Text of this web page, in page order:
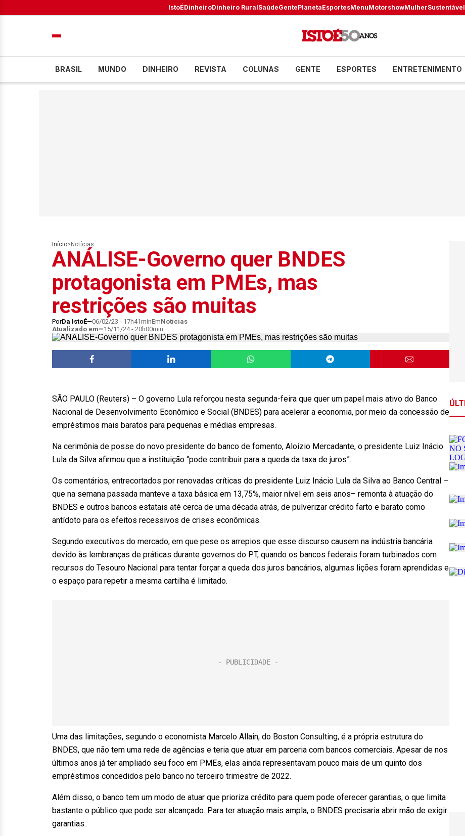
IstoÉDinheiroDinheiro RuralSaúdeGentePlanetaEsportesMenuMotorshowMulherSustentável
BRASIL MUNDO DINHEIRO REVISTA COLUNAS GENTE ESPORTES ENTRETENIMENTO
Início> Notícias
ANÁLISE-Governo quer BNDES
protagonista em PMEs, mas
restrições são muitas
PorDa IstoÉ 06/02/23 - 17h41minEmNotícias
Atualizado em
15/11/24 - 20h00min
SÃO PAULO (Reuters) – O governo Lula reforçou nesta segunda-feira que quer um papel mais ativo do Banco
Nacional de Desenvolvimento Econômico e Social (BNDES) para acelerar a economia, por meio da concessão de
empréstimos mais baratos para pequenas e médias empresas.
Na cerimônia de posse do novo presidente do banco de fomento, Aloizio Mercadante, o presidente Luiz Inácio
Lula da Silva afirmou que a instituição “pode contribuir para a queda da taxa de juros”.
Os comentários, entrecortados por renovadas críticas do presidente Luiz Inácio Lula da Silva ao Banco Central –
que na semana passada manteve a taxa básica em 13,75%, maior nível em seis anos– remonta à atuação do
BNDES e outros bancos estatais até cerca de uma década atrás, de pulverizar crédito farto e barato como
antídoto para os efeitos recessivos de crises econômicas.
Segundo executivos do mercado, em que pese os arrepios que esse discurso causem na indústria bancária
devido às lembranças de práticas durante governos do PT, quando os bancos federais foram turbinados com
recursos do Tesouro Nacional para tentar forçar a queda dos juros bancários, algumas lições foram aprendidas e
o espaço para repetir a mesma cartilha é limitado.
Uma das limitações, segundo o economista Marcelo Allain, do Boston Consulting, é a própria estrutura do
BNDES, que não tem uma rede de agências e teria que atuar em parceria com bancos comerciais. Apesar de nos
últimos anos já ter ampliado seu foco em PMEs, elas ainda representavam pouco mais de um quinto dos
empréstimos concedidos pelo banco no terceiro trimestre de 2022.
Além disso, o banco tem um modo de atuar que prioriza crédito para quem pode oferecer garantias, o que limita
bastante o público que pode ser alcançado. Para ter atuação mais ampla, o BNDES precisaria abrir mão de exigir
garantias.